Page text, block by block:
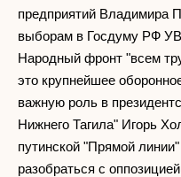
предприятий Владимира
выборам в Госдуму РФ
Народный фронт "всем
это крупнейшее
важную роль в
Нижнего Тагила" Игорь
путинской "Прямой
разобраться с